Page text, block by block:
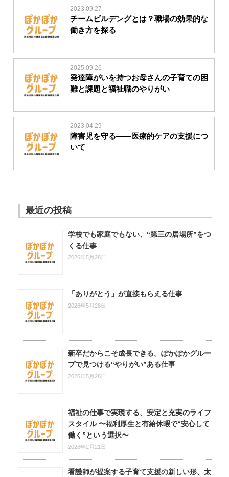
2023.09.27
チームビルデングとは？職場の効果的な
働き方を探る
2025.09.26
発達障がいを持つお母さんの子育ての困
難と課題と福祉職のやりがい
2023.04.29
障害児を守る――医療的ケアの支援につ
いて
最近の投稿
学校でも家庭でもない、“第三の居場所”をつ
くる仕事
2026年5月28日
「ありがとう」が直接もらえる仕事
2026年5月28日
新卒だからこそ成長できる。ぽかぽかグルー
プで見つける“やりがい”ある仕事
2026年5月28日
福祉の仕事で実現する、安定と充実のライフ
スタイル 〜福利厚生と有給休暇で“安心して
働く”という選択〜
2026年2月21日
看護師が提案する子育て支援の新しい形、太